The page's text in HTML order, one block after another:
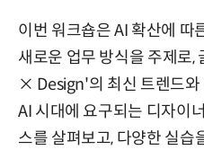
이번 워크숍은 AI 확산에 따
새로운 업무 방식을 주제로,
× Design'의 최신 트렌드와
AI 시대에 요구되는 디자이
스를 살펴보고, 다양한 실습